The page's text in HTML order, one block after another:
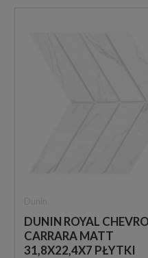
DUNIN ROYAL
CARRARA MATT
31,8X22,4X7 PŁYTKI